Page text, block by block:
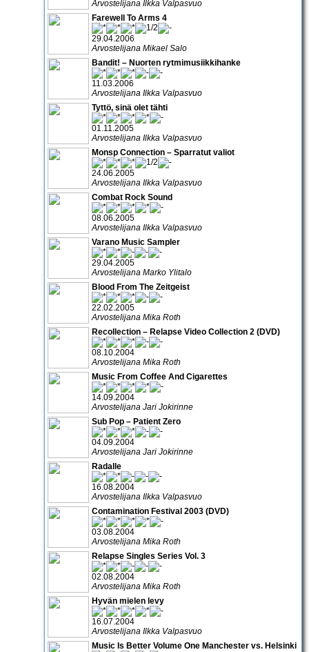
Arvostelijana Ilkka Valpasvuo
Farewell To Arms 4
29.04.2006
Arvostelijana Mikael Salo
Bandit! – Nuorten rytmimusiikkihanke
11.03.2006
Arvostelijana Ilkka Valpasvuo
Tyttö, sinä olet tähti
01.11.2005
Arvostelijana Ilkka Valpasvuo
Monsp Connection – Sparratut valiot
24.06.2005
Arvostelijana Ilkka Valpasvuo
Combat Rock Sound
08.06.2005
Arvostelijana Ilkka Valpasvuo
Varano Music Sampler
29.04.2005
Arvostelijana Marko Ylitalo
Blood From The Zeitgeist
22.02.2005
Arvostelijana Mika Roth
Recollection – Relapse Video Collection 2 (DVD)
08.10.2004
Arvostelijana Mika Roth
Music From Coffee And Cigarettes
14.09.2004
Arvostelijana Jari Jokirinne
Sub Pop – Patient Zero
04.09.2004
Arvostelijana Jari Jokirinne
Radalle
16.08.2004
Arvostelijana Ilkka Valpasvuo
Contamination Festival 2003 (DVD)
03.08.2004
Arvostelijana Mika Roth
Relapse Singles Series Vol. 3
02.08.2004
Arvostelijana Mika Roth
Hyvän mielen levy
16.07.2004
Arvostelijana Ilkka Valpasvuo
Music Is Better Volume One Manchester vs. Helsinki